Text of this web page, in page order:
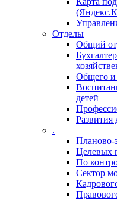
Отделы
Общий
Общего и
детей
Развития
.
Планово-
Целевых
По
Сектор